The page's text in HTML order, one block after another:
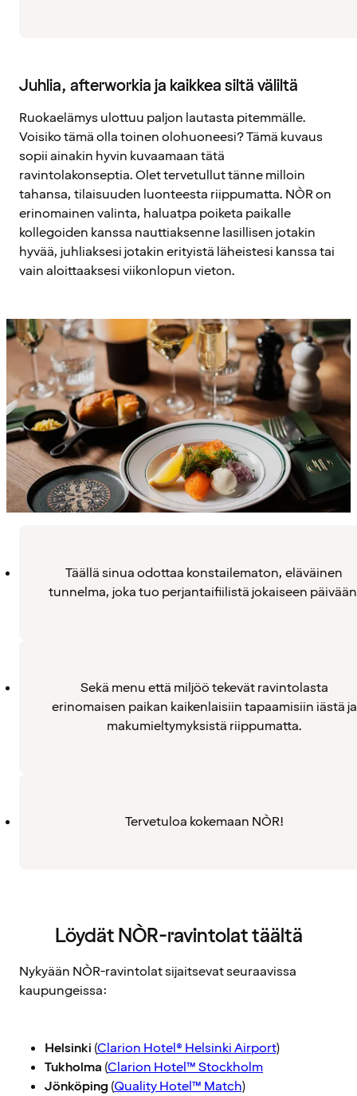
Juhlia, afterworkia ja kaikkea siltä väliltä
Ruokaelämys ulottuu paljon lautasta pitemmälle.
Voisiko tämä olla toinen olohuoneesi? Tämä kuvaus
sopii ainakin hyvin kuvaamaan tätä
ravintolakonseptia. Olet tervetullut tänne milloin
tahansa, tilaisuuden luonteesta riippumatta. NÒR on
erinomainen valinta, haluatpa poiketa paikalle
kollegoiden kanssa nauttiaksenne lasillisen jotakin
hyvää, juhliaksesi jotakin erityistä läheistesi kanssa tai
vain aloittaaksesi viikonlopun vieton.
Täällä sinua odottaa konstailematon, eläväinen
tunnelma, joka tuo perjantaifiilistä jokaiseen
Sekä menu että miljöö tekevät ravintolasta
erinomaisen paikan kaikenlaisiin tapaamisiin iästä ja
makumieltymyksistä riippumatta.
Tervetuloa kokemaan NÒR!
Löydät NÒR-ravintolat täältä
Nykyään NÒR-ravintolat sijaitsevat seuraavissa
kaupungeissa:
Helsinki (Clarion Hotel® Helsinki Airport)
Tukholma (Clarion Hotel™ Stockholm
Jönköping (Quality Hotel™ Match)